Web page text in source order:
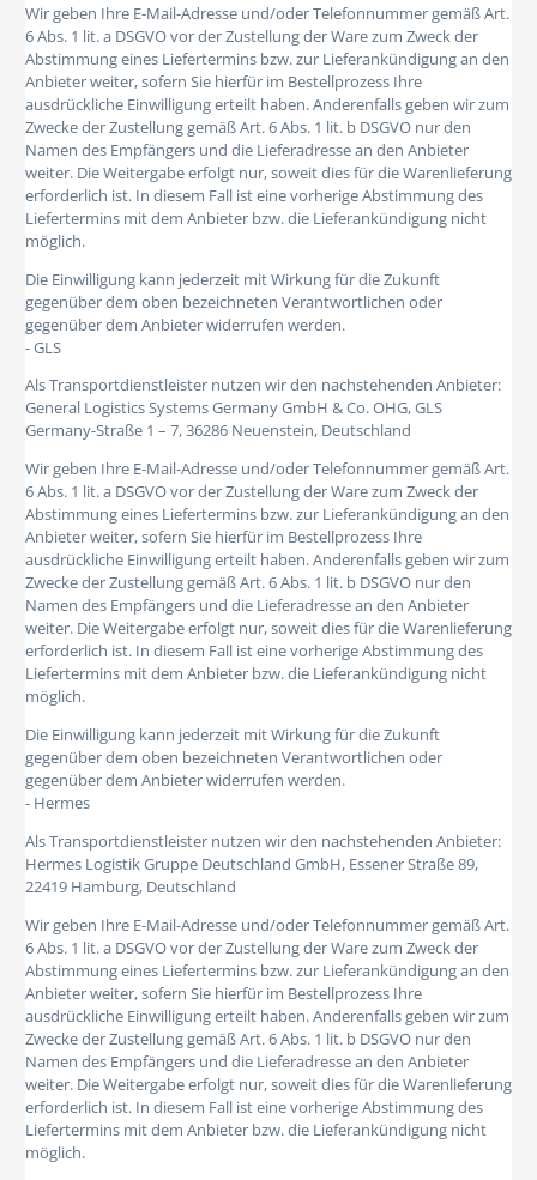
Wir geben Ihre E-Mail-Adresse und/oder Telefonnummer gemäß Art.
6 Abs. 1 lit. a DSGVO vor der Zustellung der Ware zum Zweck der
Abstimmung eines Liefertermins bzw. zur Lieferankündigung an den
Anbieter weiter, sofern Sie hierfür im Bestellprozess Ihre
ausdrückliche Einwilligung erteilt haben. Anderenfalls geben wir zum
Zwecke der Zustellung gemäß Art. 6 Abs. 1 lit. b DSGVO nur den
Namen des Empfängers und die Lieferadresse an den Anbieter
weiter. Die Weitergabe erfolgt nur, soweit dies für die Warenlieferung
erforderlich ist. In diesem Fall ist eine vorherige Abstimmung des
Liefertermins mit dem Anbieter bzw. die Lieferankündigung nicht
möglich.
Die Einwilligung kann jederzeit mit Wirkung für die Zukunft
gegenüber dem oben bezeichneten Verantwortlichen oder
gegenüber dem Anbieter widerrufen werden.
- GLS
Als Transportdienstleister nutzen wir den nachstehenden Anbieter:
General Logistics Systems Germany GmbH & Co. OHG, GLS
Germany-Straße 1 – 7, 36286 Neuenstein, Deutschland
Wir geben Ihre E-Mail-Adresse und/oder Telefonnummer gemäß Art.
6 Abs. 1 lit. a DSGVO vor der Zustellung der Ware zum Zweck der
Abstimmung eines Liefertermins bzw. zur Lieferankündigung an den
Anbieter weiter, sofern Sie hierfür im Bestellprozess Ihre
ausdrückliche Einwilligung erteilt haben. Anderenfalls geben wir zum
Zwecke der Zustellung gemäß Art. 6 Abs. 1 lit. b DSGVO nur den
Namen des Empfängers und die Lieferadresse an den Anbieter
weiter. Die Weitergabe erfolgt nur, soweit dies für die Warenlieferung
erforderlich ist. In diesem Fall ist eine vorherige Abstimmung des
Liefertermins mit dem Anbieter bzw. die Lieferankündigung nicht
möglich.
Die Einwilligung kann jederzeit mit Wirkung für die Zukunft
gegenüber dem oben bezeichneten Verantwortlichen oder
gegenüber dem Anbieter widerrufen werden.
- Hermes
Als Transportdienstleister nutzen wir den nachstehenden Anbieter:
Hermes Logistik Gruppe Deutschland GmbH, Essener Straße 89,
22419 Hamburg, Deutschland
Wir geben Ihre E-Mail-Adresse und/oder Telefonnummer gemäß Art.
6 Abs. 1 lit. a DSGVO vor der Zustellung der Ware zum Zweck der
Abstimmung eines Liefertermins bzw. zur Lieferankündigung an den
Anbieter weiter, sofern Sie hierfür im Bestellprozess Ihre
ausdrückliche Einwilligung erteilt haben. Anderenfalls geben wir zum
Zwecke der Zustellung gemäß Art. 6 Abs. 1 lit. b DSGVO nur den
Namen des Empfängers und die Lieferadresse an den Anbieter
weiter. Die Weitergabe erfolgt nur, soweit dies für die Warenlieferung
erforderlich ist. In diesem Fall ist eine vorherige Abstimmung des
Liefertermins mit dem Anbieter bzw. die Lieferankündigung nicht
möglich.